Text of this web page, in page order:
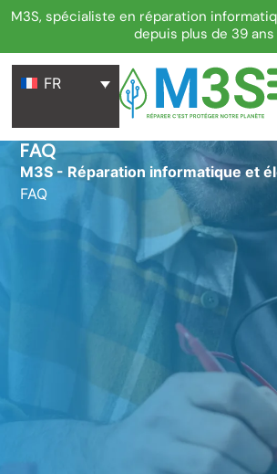
M3S, spécialiste en réparation
depuis plus de 39 ans
FR
FAQ
M3S - Réparation informatique et
FAQ